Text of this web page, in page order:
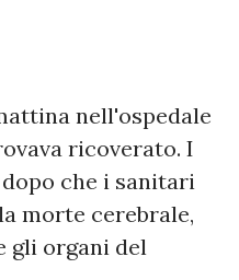
nell'ospedale
ricoverato. I
che i sanitari
morte cerebrale,
gli organi del